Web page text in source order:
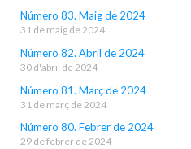
Número 83. Maig de 2024
31 de maig de 2024
Número 82. Abril de 2024
30 d'abril de 2024
Número 81. Març de 2024
31 de març de 2024
Número 80. Febrer de 2024
29 de febrer de 2024